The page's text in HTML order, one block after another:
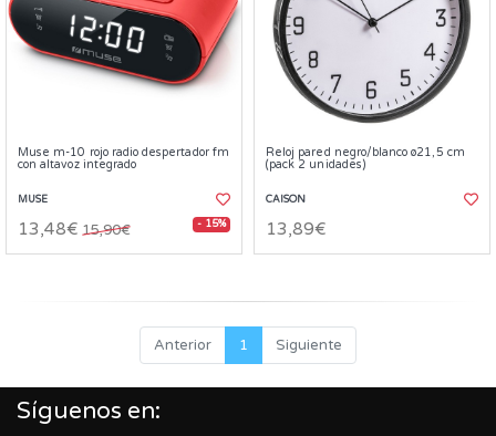
Muse m-10 rojo radio despertador fm
con altavoz integrado
MUSE
13,48€ 15,90€ - 15%
Reloj pared negro/blanco ø21,5 cm
(pack 2 unidades)
CAISON
13,89€
Anterior 1 Siguiente
Síguenos en: